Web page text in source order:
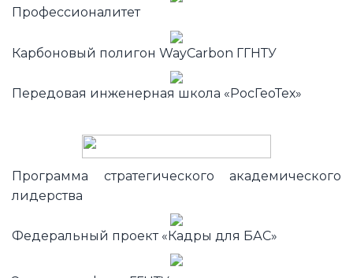
Профессионалитет
Карбоновый полигон WayCarbon ГГНТУ
Передовая инженерная школа «РосГеоТех»
Программа стратегического академического
лидерства
Федеральный проект «Кадры для БАС»